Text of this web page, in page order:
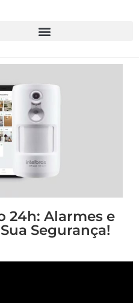
24h: Alarmes e
Segurança!